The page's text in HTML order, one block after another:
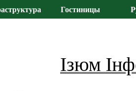
Гостиницы
Ізюм